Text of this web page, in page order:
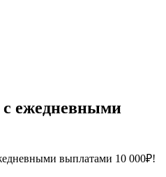
ежедневными
выплатами 10 000₽!